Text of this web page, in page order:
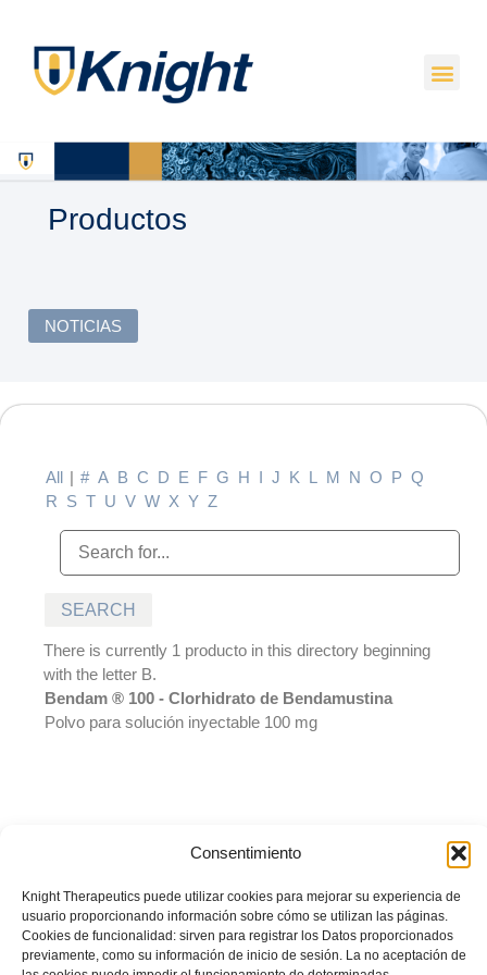
Consentimiento
Knight Therapeutics puede utilizar cookies para mejorar su experiencia de
usuario proporcionando información sobre cómo se utilizan las páginas.
Cookies de funcionalidad: sirven para registrar los Datos proporcionados
previamente, como su información de inicio de sesión. La no aceptación de
Productos
NOTICIAS
All | # A B C D E F G H I J K L M N O P Q
R S T U V W X Y Z
There is currently 1 producto in this directory beginning
with the letter B.
Bendam ® 100 - Clorhidrato de Bendamustina
Polvo para solución inyectable 100 mg
© BIOTOSCANA FARMA DE PERÚ S.A.C. Todos los derechos
del titular.La información presentada es desarrollada con un
propósito informativo y no debe ser utilizada para realizar
diagnósticos o definir el tratamiento para alguna condición médica.
Recuerde siempre consultar sus inquietudes con su médico tratante.